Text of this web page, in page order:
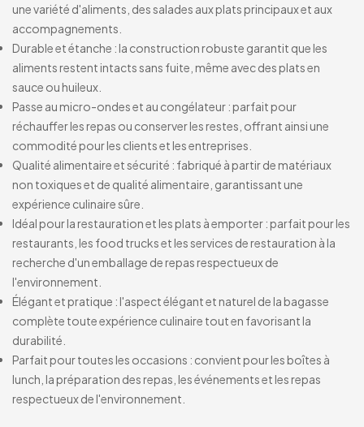
une variété d'aliments, des salades aux plats principaux et aux
accompagnements.
Durable et étanche : la construction robuste garantit que les
aliments restent intacts sans fuite, même avec des plats en
sauce ou huileux.
Passe au micro-ondes et au congélateur : parfait pour
réchauffer les repas ou conserver les restes, offrant ainsi une
commodité pour les clients et les entreprises.
Qualité alimentaire et sécurité : fabriqué à partir de matériaux
non toxiques et de qualité alimentaire, garantissant une
expérience culinaire sûre.
Idéal pour la restauration et les plats à emporter : parfait pour les
restaurants, les food trucks et les services de restauration à la
recherche d'un emballage de repas respectueux de
l'environnement.
Élégant et pratique : l'aspect élégant et naturel de la bagasse
complète toute expérience culinaire tout en favorisant la
durabilité.
Parfait pour toutes les occasions : convient pour les boîtes à
lunch, la préparation des repas, les événements et les repas
respectueux de l'environnement.